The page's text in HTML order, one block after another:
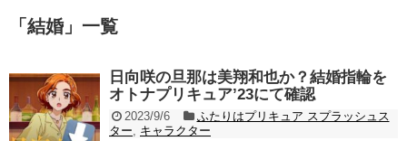
「 結婚」 一覧
日向咲の旦那は美翔和也か？結婚指輪を
オトナプリキュア’23にて確認
2023/9/6
ふたりはプリキュア スプラッシュス
ター
キャラクター